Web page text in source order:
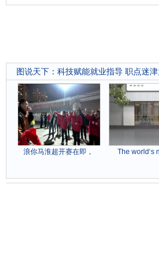
图说天下 ： 科技赋能就业指导 职点迷
浪你马淮超开赛在即， The world‘s